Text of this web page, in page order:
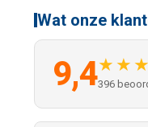
Wat onze
9,4396